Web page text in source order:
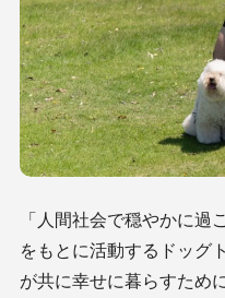
「人間社会で穏やかに過
をもとに活動するドッグ
が共に幸せに暮らすため